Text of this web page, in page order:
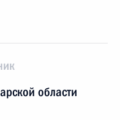
области